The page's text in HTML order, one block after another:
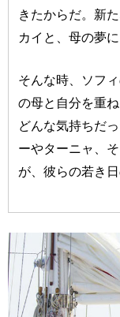
きたからだ。新
カイと、母の夢
そんな時、ソフ
の母と自分を重
どんな気持ちだ
ーやターニャ、
が、彼らの若き